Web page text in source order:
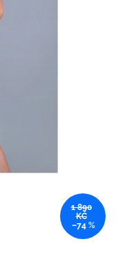
1 890
KČ
–74 %